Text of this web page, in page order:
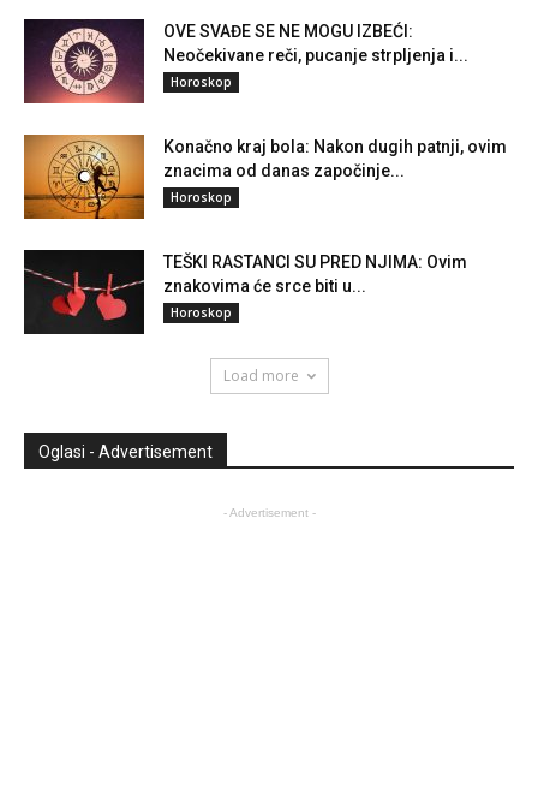
OVE SVAĐE SE NE MOGU IZBEĆI:
Neočekivane reči, pucanje strpljenja i...
Horoskop
Konačno kraj bola: Nakon dugih patnji, ovim
znacima od danas započinje...
Horoskop
TEŠKI RASTANCI SU PRED NJIMA: Ovim
znakovima će srce biti u...
Horoskop
Load more
Oglasi - Advertisement
- Advertisement -